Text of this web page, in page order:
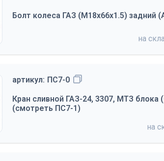
Болт колеса ГАЗ (М18х66х1.5) задний
на
артикул: ПС7-0
Кран сливной ГАЗ-24, 3307, МТЗ
(смотреть ПС7-1)
на